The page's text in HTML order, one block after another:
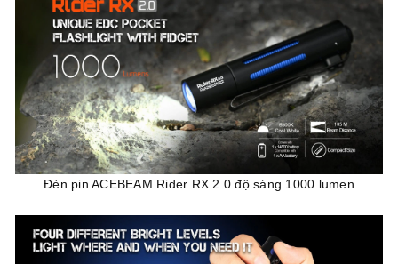
Đèn pin ACEBEAM Rider RX 2.0 độ sáng 1000 lumen